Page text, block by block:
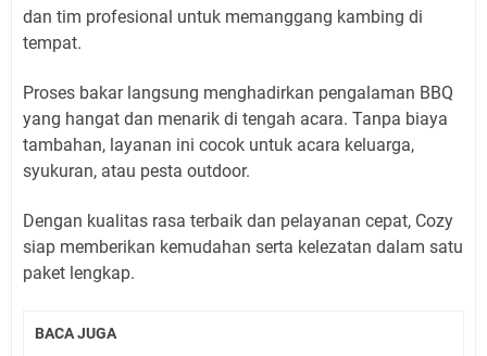
dan tim profesional untuk memanggang kambing di
tempat.
Proses bakar langsung menghadirkan pengalaman BBQ
yang hangat dan menarik di tengah acara. Tanpa biaya
tambahan, layanan ini cocok untuk acara keluarga,
syukuran, atau pesta outdoor.
Dengan kualitas rasa terbaik dan pelayanan cepat, Cozy
siap memberikan kemudahan serta kelezatan dalam satu
paket lengkap.
BACA JUGA